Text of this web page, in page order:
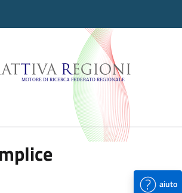
Regioni -
aiuto